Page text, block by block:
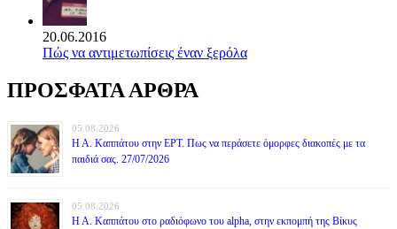
20.06.2016
Πώς να αντιμετωπίσεις έναν ξερόλα
ΠΡΟΣΦΑΤΑ ΑΡΘΡΑ
05.08.2026
Η Α. Καππάτου στην ΕΡΤ. Πως να περάσετε όμορφες διακοπές με τα
παιδιά σας. 27/07/2026
05.08.2026
Η Α. Καππάτου στο ραδιόφωνο του alpha, στην εκπομπή της Βίκυς